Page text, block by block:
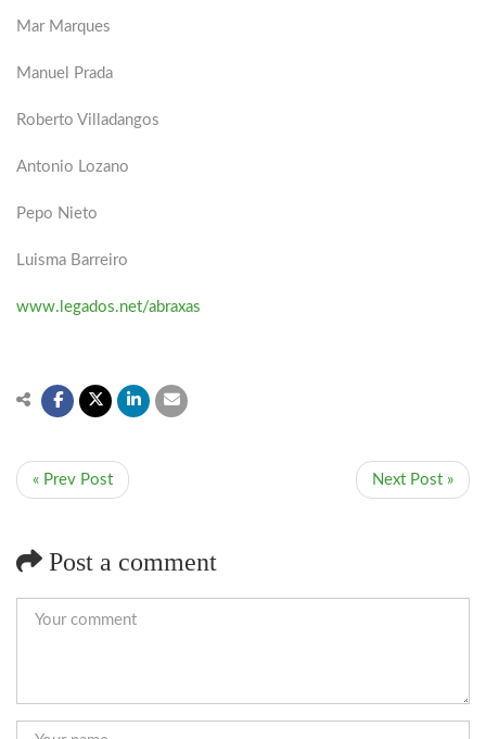
Mar Marques
Manuel Prada
Roberto Villadangos
Antonio Lozano
Pepo Nieto
Luisma Barreiro
www.legados.net/abraxas
« Prev Post Next Post »
Post a comment